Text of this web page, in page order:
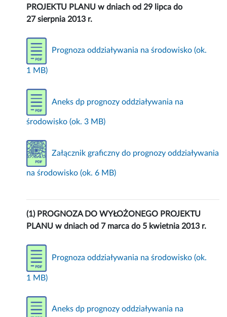
PROJEKTU PLANU w dniach od 29 lipca do
27 sierpnia 2013 r.
Prognoza oddziaływania na środowisko (ok.
1 MB)
Aneks dp prognozy oddziaływania na
środowisko (ok. 3 MB)
Załącznik graficzny do prognozy oddziaływania
na środowisko (ok. 6 MB)
(1) PROGNOZA DO WYŁOŻONEGO PROJEKTU
PLANU w dniach od 7 marca do 5 kwietnia 2013 r.
Prognoza oddziaływania na środowisko (ok.
1 MB)
Aneks dp prognozy oddziaływania na